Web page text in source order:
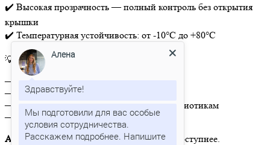
✔️ Высокая прозрачность — полный контроль без открытия
крышки
✔️ Температурная устойчивость: от -10°C до +80°C
💡
Подходит для:
— микробиологических исследований
— выделения чистых культур
— тестирования чувствительности к антибиотикам
— хранения лабораторных образцов
Аналог бренда Sarstedt— но выгоднее и доступнее.
Алена
Здравствуйте!
Мы подготовили для вас особые
условия сотрудничества.
Расскажем подробнее. Напишите